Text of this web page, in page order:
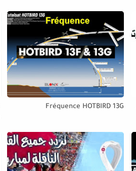
Fréquence HOTBIRD 13G